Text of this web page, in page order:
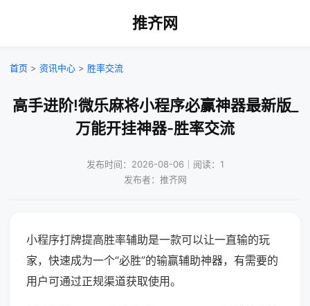
推齐网
首页 > 资讯中心 > 胜率交流
高手进阶!微乐麻将小程序必赢神器最新版_
万能开挂神器-胜率交流
发布时间：2026-08-06｜阅读：1
发布者：推齐网
小程序打牌提高胜率辅助是一款可以让一直输的玩
家，快速成为一个“必胜”的输赢辅助神器，有需要的
用户可通过正规渠道获取使用。